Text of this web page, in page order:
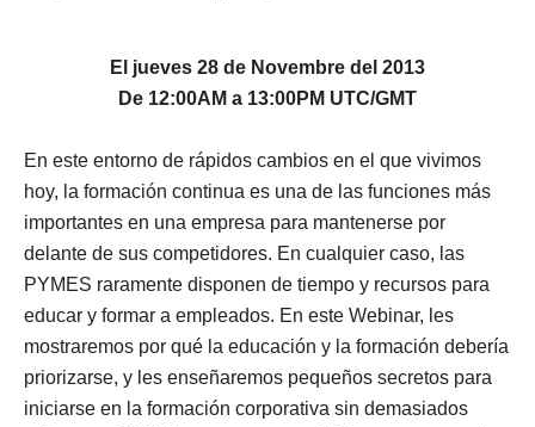
El jueves 28 de Novembre del 2013
De 12:00AM a 13:00PM UTC/GMT
En este entorno de rápidos cambios en el que vivimos
hoy, la formación continua es una de las funciones más
importantes en una empresa para mantenerse por
delante de sus competidores. En cualquier caso, las
PYMES raramente disponen de tiempo y recursos para
educar y formar a empleados. En este Webinar, les
mostraremos por qué la educación y la formación debería
priorizarse, y les enseñaremos pequeños secretos para
iniciarse en la formación corporativa sin demasiados